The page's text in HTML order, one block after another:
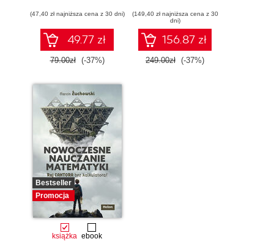
ćwiczenia
(47,40 zł najniższa cena z 30 dni)
49.77 zł
79.00zł (-37%)
Cisco. Wydanie II
(149,40 zł najniższa cena z 30
dni)
156.87 zł
249.00zł (-37%)
Bestseller
Promocja
książka ebook